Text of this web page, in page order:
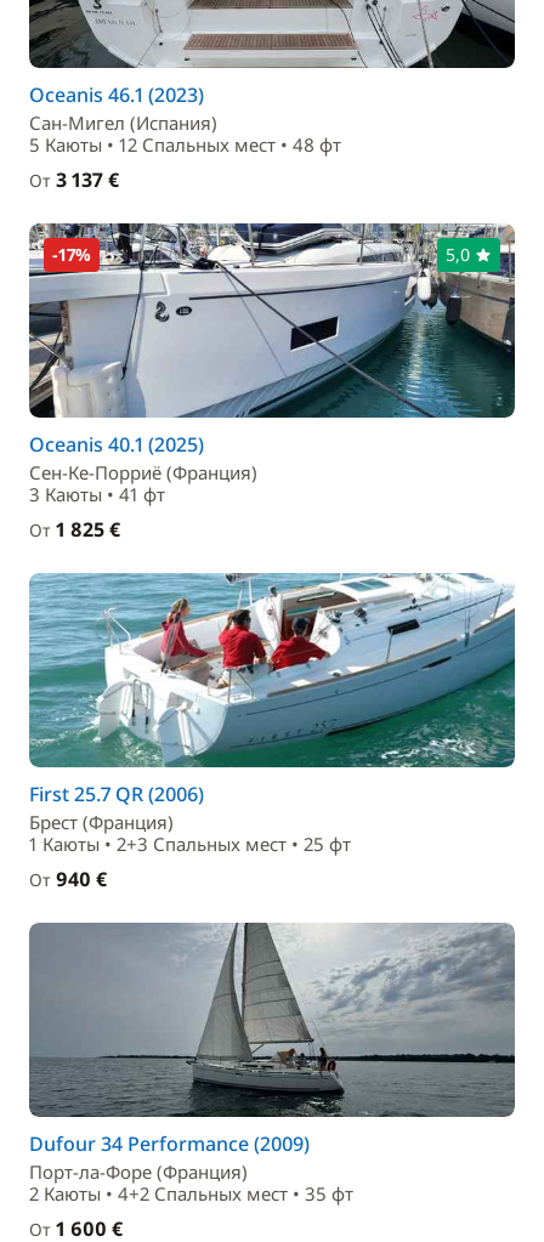
Oceanis 46.1 (2023)
Сан-Мигел (Испания)
5 Каюты • 12 Спальныx мест • 48 фт
От 3 137 €
-17% 5,0
Oceanis 40.1 (2025)
Сен-Ке-Порриё (Франция)
3 Каюты • 41 фт
От 1 825 €
First 25.7 QR (2006)
Брест (Франция)
1 Каюты • 2+3 Спальныx мест • 25 фт
От 940 €
Dufour 34 Performance (2009)
Порт-ла-Форе (Франция)
2 Каюты • 4+2 Спальныx мест • 35 фт
От 1 600 €